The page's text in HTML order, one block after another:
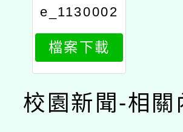
e_1130002
332_attach
1
檔案下載
校園新聞-相關